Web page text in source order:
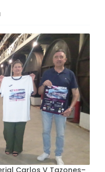
Carlos V Tazones–